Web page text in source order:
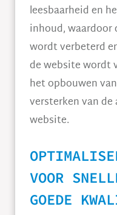
leesbaarheid en
inhoud, waardoor
wordt verbeterd
de website wordt
het opbouwen
versterken van
website.
VOOR
GOEDE